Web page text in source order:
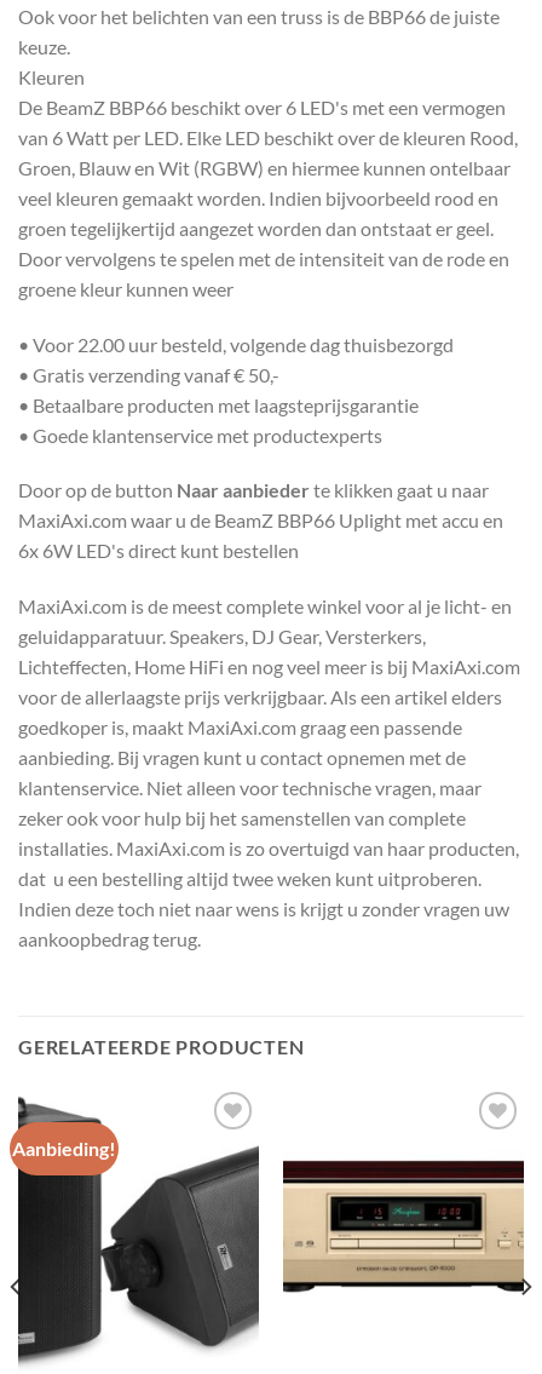
Ook voor het belichten van een truss is de BBP66 de juiste
keuze.
Kleuren
De BeamZ BBP66 beschikt over 6 LED's met een vermogen
van 6 Watt per LED. Elke LED beschikt over de kleuren Rood,
Groen, Blauw en Wit (RGBW) en hiermee kunnen ontelbaar
veel kleuren gemaakt worden. Indien bijvoorbeeld rood en
groen tegelijkertijd aangezet worden dan ontstaat er geel.
Door vervolgens te spelen met de intensiteit van de rode en
groene kleur kunnen weer
• Voor 22.00 uur besteld, volgende dag thuisbezorgd
• Gratis verzending vanaf € 50,-
• Betaalbare producten met laagsteprijsgarantie
• Goede klantenservice met productexperts
Door op de button Naar aanbieder te klikken gaat u naar
MaxiAxi.com waar u de BeamZ BBP66 Uplight met accu en
6x 6W LED's direct kunt bestellen
MaxiAxi.com is de meest complete winkel voor al je licht- en
geluidapparatuur. Speakers, DJ Gear, Versterkers,
Lichteffecten, Home HiFi en nog veel meer is bij MaxiAxi.com
voor de allerlaagste prijs verkrijgbaar. Als een artikel elders
goedkoper is, maakt MaxiAxi.com graag een passende
aanbieding. Bij vragen kunt u contact opnemen met de
klantenservice. Niet alleen voor technische vragen, maar
zeker ook voor hulp bij het samenstellen van complete
installaties. MaxiAxi.com is zo overtuigd van haar producten,
dat u een bestelling altijd twee weken kunt uitproberen.
Indien deze toch niet naar wens is krijgt u zonder vragen uw
aankoopbedrag terug.
GERELATEERDE PRODUCTEN
Aanbieding!
Toevoegen
aan
wenslijst
Toevoegen
aan
wenslijst